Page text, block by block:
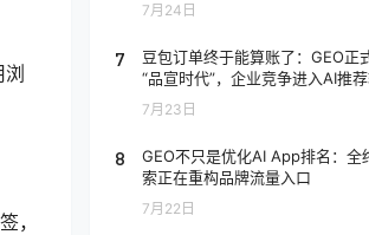
，
7月24日
7
豆包订单终于能算账了：GEO正
“品宣时代”，企业竞争进入AI推
段
7月23日
8
GEO不只是优化AI App排名：全
索正在重构品牌流量入口
7月22日